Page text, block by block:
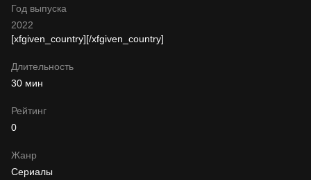
Год выпуска
2022
Жанр
Сериалы
Длительность
30 мин
[xfgiven_country][/xfgiven_country]
Рейтинг
0